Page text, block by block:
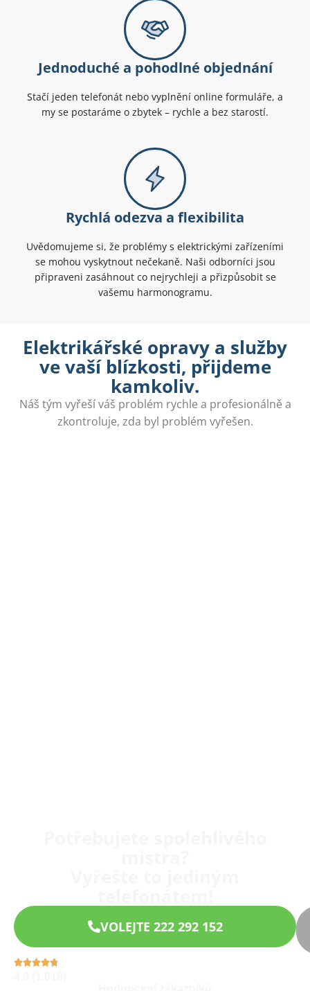
Jednoduché a pohodlné objednání
Stačí jeden telefonát nebo vyplnění online formuláře, a
my se postaráme o zbytek – rychle a bez starostí.
Rychlá odezva a flexibilita
Uvědomujeme si, že problémy s elektrickými zařízeními
se mohou vyskytnout nečekaně. Naši odborníci jsou
připraveni zasáhnout co nejrychleji a přizpůsobit se
vašemu harmonogramu.
Elektrikářské opravy a služby
ve vaší blízkosti, přijdeme
kamkoliv.
Náš tým vyřeší váš problém rychle a profesionálně a
zkontroluje, zda byl problém vyřešen.
VOLEJTE 222 292 152